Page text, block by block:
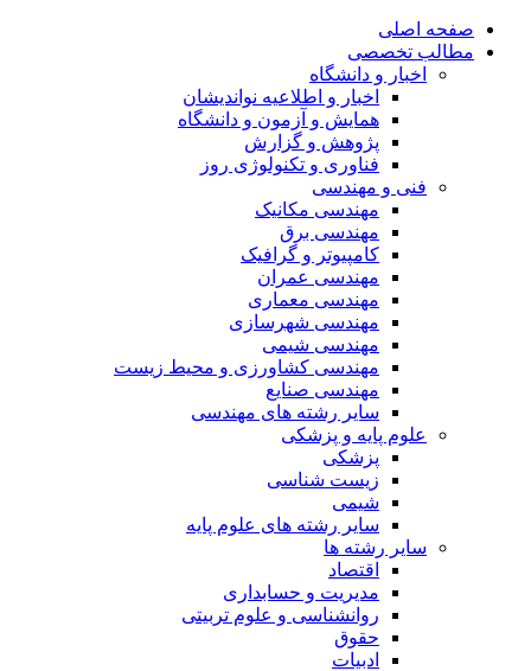
صفحه اصلی
مطالب تخصصی
اخبار و دانشگاه
اخبار و اطلاعیه نواندیشان
همایش و آزمون و دانشگاه
پژوهش و گزارش
فناوری و تکنولوژی روز
فنی و مهندسی
مهندسی مکانیک
مهندسی برق
کامپیوتر و گرافیک
مهندسی عمران
مهندسی معماری
مهندسی شهرسازی
مهندسی شیمی
مهندسی کشاورزی و محیط زیست
مهندسی صنایع
سایر رشته های مهندسی
علوم پایه و پزشکی
پزشکی
زیست شناسی
شیمی
سایر رشته های علوم پایه
سایر رشته ها
اقتصاد
مدیریت و حسابداری
روانشناسی و علوم تربیتی
حقوق
ادبیات